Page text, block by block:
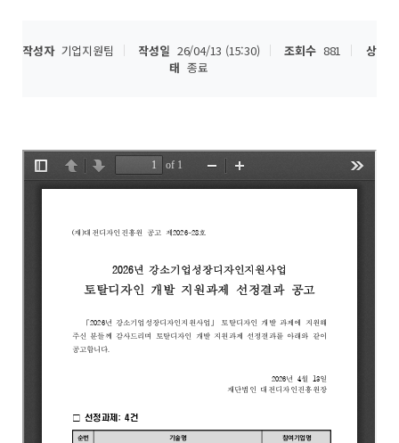
작성자 기업지원팀 작성일 26/04/13 (15:30) 조회수 881
상
태 종료